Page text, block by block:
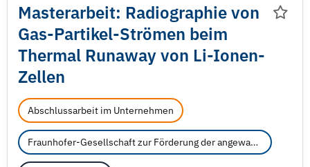
Masterarbeit: Radiographie von
Gas-Partikel-Strömen beim
Thermal Runaway von Li-Ionen-
Zellen
Abschlussarbeit im Unternehmen
Fraunhofer-Gesellschaft zur Förderung der angewandten Forschung e.V.